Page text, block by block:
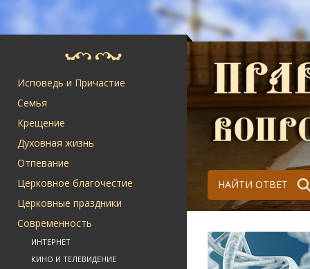
Исповедь и Причастие
Семья
Крещение
Духовная жизнь
Отпевание
Церковное благочестие
Церковные праздники
Современность
ИНТЕРНЕТ
КИНО И ТЕЛЕВИДЕНИЕ
НАЙТИ ОТВЕТ